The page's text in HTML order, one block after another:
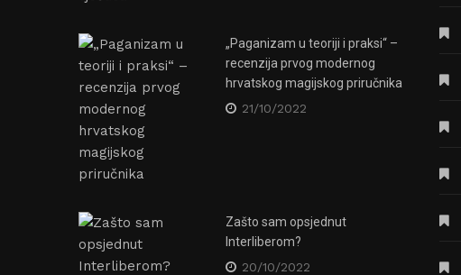
„Paganizam u teoriji i praksi“ –
recenzija prvog modernog
hrvatskog magijskog priručnika
21/10/2022
Zašto sam opsjednut
Interliberom?
20/10/2022